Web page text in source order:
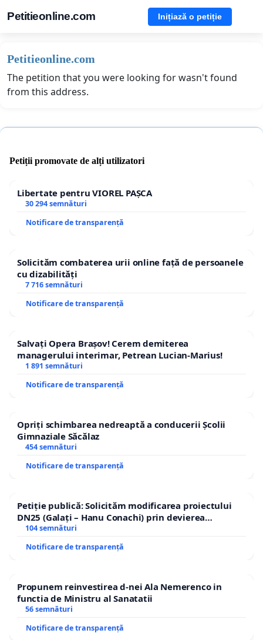
Petitieonline.com Inițiază o petiție
Petitieonline.com
The petition that you were looking for wasn't found
from this address.
Petiții promovate de alți utilizatori
Libertate pentru VIOREL PAȘCA
30 294 semnături
Notificare de transparență
Solicităm combaterea urii online față de persoanele
cu dizabilități
7 716 semnături
Notificare de transparență
Salvați Opera Brașov! Cerem demiterea
managerului interimar, Petrean Lucian-Marius!
1 891 semnături
Notificare de transparență
Opriți schimbarea nedreaptă a conducerii Școlii
Gimnaziale Săcălaz
454 semnături
Notificare de transparență
Petiție publică: Solicităm modificarea proiectului
DN25 (Galați – Hanu Conachi) prin devierea
traseului în afara localităților!
104 semnături
Notificare de transparență
Propunem reinvestirea d-nei Ala Nemerenco in
functia de Ministru al Sanatatii
56 semnături
Notificare de transparență